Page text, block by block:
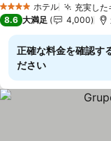
4 ホテルのランク
ホテル 充実した
8.6 大満足 4,000
正確な料金を確認す
ださい